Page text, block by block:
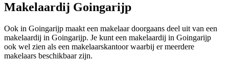
Makelaardij Goingarijp
Ook in Goingarijp maakt een makelaar doorgaans deel uit van een
makelaardij in Goingarijp. Je kunt een makelaardij in Goingarijp
ook wel zien als een makelaarskantoor waarbij er meerdere
makelaars beschikbaar zijn.